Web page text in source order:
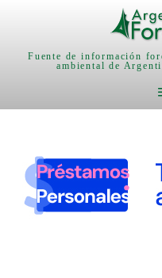
Fuente de información
ambiental de